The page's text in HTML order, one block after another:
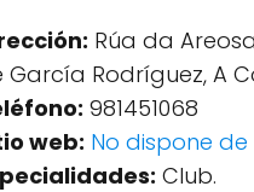
Rúa da
García Rodríguez, A
981451068
web: No dispone
Club.